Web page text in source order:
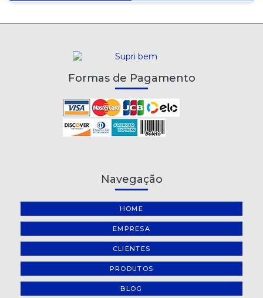
Formas de Pagamento
Navegação
HOME
EMPRESA
CLIENTES
PRODUTOS
BLOG